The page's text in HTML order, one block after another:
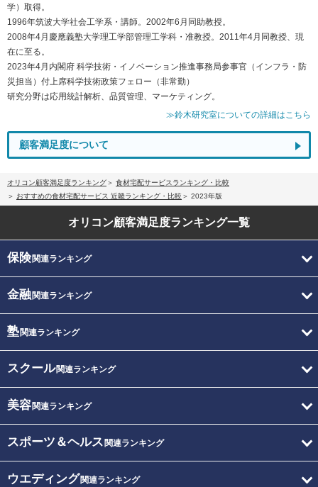
学）取得。
1996年筑波大学社会工学系・講師。2002年6月同助教授。
2008年4月慶應義塾大学理工学部管理工学科・准教授。2011年4月同教授、現
在に至る。
2023年4月内閣府 科学技術・イノベーション推進事務局参事官（インフラ・防
災担当）付上席科学技術政策フェロー（非常勤）
研究分野は応用統計解析、品質管理、マーケティング。
≫鈴木研究室についての詳細はこちら
顧客満足度について
オリコン顧客満足度ランキング
食材宅配サービスランキング・比較
おすすめの食材宅配サービス 近畿ランキング・比較
2023年版
オリコン顧客満足度ランキング一覧
保険関連ランキング
金融関連ランキング
塾関連ランキング
スクール関連ランキング
美容関連ランキング
スポーツ＆ヘルス 関連ランキング
ウエディング関連ランキング